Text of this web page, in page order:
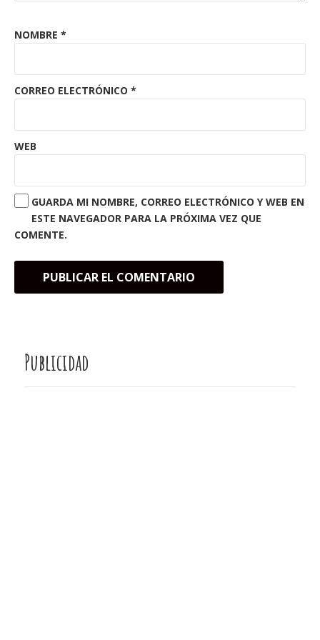
NOMBRE *
CORREO ELECTRÓNICO *
WEB
GUARDA MI NOMBRE, CORREO ELECTRÓNICO Y WEB EN
ESTE NAVEGADOR PARA LA PRÓXIMA VEZ QUE
COMENTE.
Publicidad